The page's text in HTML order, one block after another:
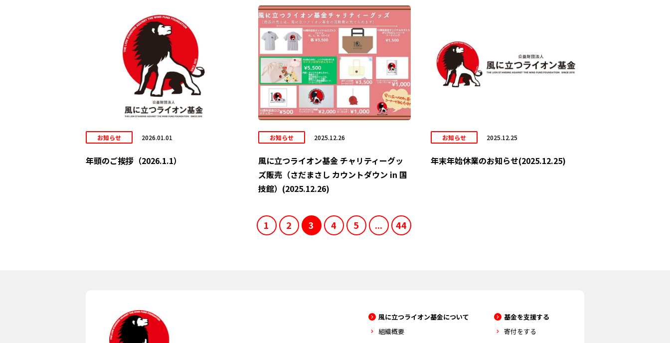
お知らせ 2026.01.01
年頭のご挨拶（2026.1.1）
お知らせ 2025.12.26
風に立つライオン基金 チャリティーグッ
ズ販売（さだまさし カウントダウン in 国
技館）(2025.12.26)
お知らせ 2025.12.25
年末年始休業のお知らせ(2025.12.25)
1 2 3 4 5 ... 44
風に立つライオン基金について
組織概要
基金を支援する
寄付をする